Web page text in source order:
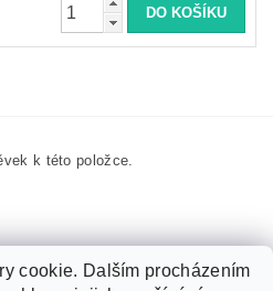
k této položce.
cookie. Dalším procházením